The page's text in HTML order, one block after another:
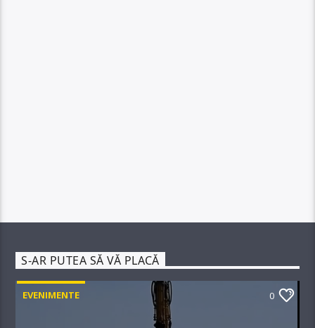
S-AR PUTEA SĂ VĂ PLACĂ
EVENIMENTE 0